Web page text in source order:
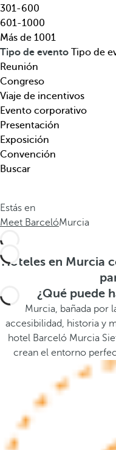
i
n
o
,
t
e
m
á
t
i
c
a
.
d
e
f
l
e
c
h
a
h
a
c
i
b
a
j
o
,
e
b
301-600
601-1000
Más de 1001
Tipo de evento Tipo de
Reunión
Congreso
Viaje de incentivos
Evento corporativo
Presentación
Exposición
Convención
Buscar
Estás en
Meet BarcelóMurcia
Hoteles en Murcia
¿Qué puede
Murcia, bañada por
accesibilidad, historia y
hotel Barceló Murcia
crean el entorno